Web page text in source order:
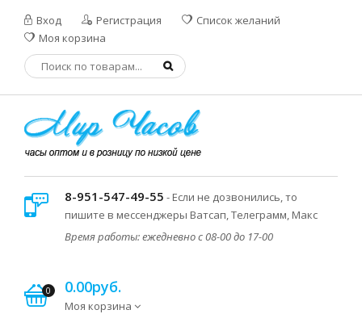
Вход Регистрация
Список желаний
Моя корзина
8-951-547-49-55 - Если не дозвонились, то
пишите в мессенджеры Ватсап, Телеграмм, Макс
Время работы: ежедневно с 08-00 до 17-00
0 0.00руб.
Моя корзина